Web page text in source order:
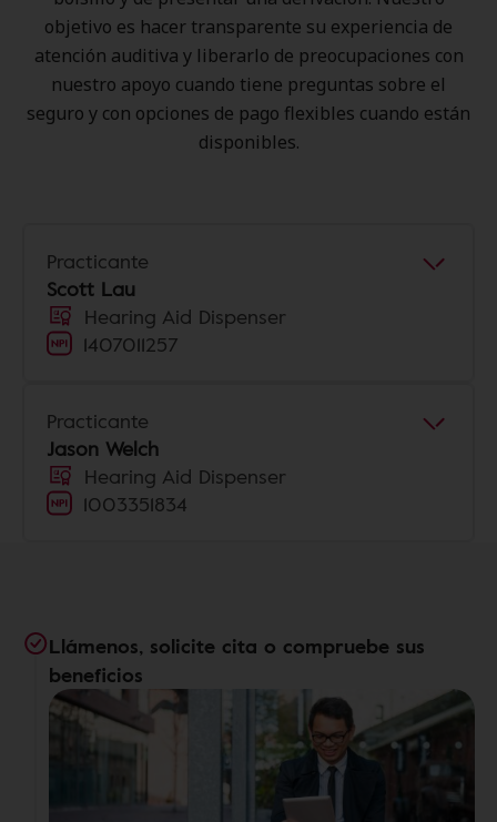
objetivo es hacer transparente su experiencia de
atención auditiva y liberarlo de preocupaciones con
nuestro apoyo cuando tiene preguntas sobre el
seguro y con opciones de pago flexibles cuando están
disponibles.
Practicante
Scott Lau
Hearing Aid Dispenser
1407011257
Practicante
Jason Welch
Hearing Aid Dispenser
1003351834
Llámenos, solicite cita o compruebe sus
beneficios